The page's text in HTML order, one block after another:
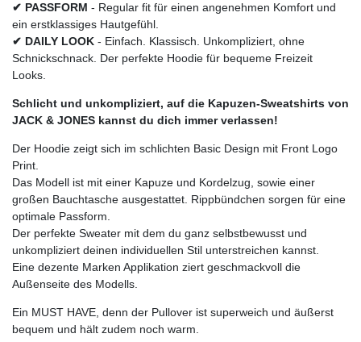
✔ PASSFORM - Regular fit für einen angenehmen Komfort und
ein erstklassiges Hautgefühl.
✔ DAILY LOOK - Einfach. Klassisch. Unkompliziert, ohne
Schnickschnack. Der perfekte Hoodie für bequeme Freizeit
Looks.
Schlicht und unkompliziert, auf die Kapuzen-Sweatshirts von
JACK & JONES kannst du dich immer verlassen!
Der Hoodie zeigt sich im schlichten Basic Design mit Front Logo
Print.
Das Modell ist mit einer Kapuze und Kordelzug, sowie einer
großen Bauchtasche ausgestattet. Rippbündchen sorgen für eine
optimale Passform.
Der perfekte Sweater mit dem du ganz selbstbewusst und
unkompliziert deinen individuellen Stil unterstreichen kannst.
Eine dezente Marken Applikation ziert geschmackvoll die
Außenseite des Modells.
Ein MUST HAVE, denn der Pullover ist superweich und äußerst
bequem und hält zudem noch warm.